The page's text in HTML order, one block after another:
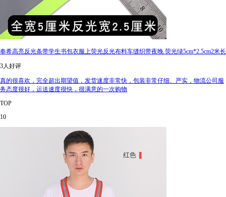
奉希高亮反光条带学生书包衣服上荧光反光布料车缝织带夜晚 荧光绿5cm*2.5cm2米长
3人好评
真的很喜欢，完全超出期望值，发货速度非常快，包装非常仔细、严实，物流公司服
务态度很好，运送速度很快，很满意的一次购物
TOP
10